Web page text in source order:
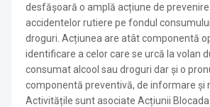
desfășoară o amplă acțiune de
accidentelor rutiere pe fondul
droguri. Acțiunea are atât componentă
identificare a celor care se urcă la volan
consumat alcool sau droguri dar și o
componentă preventivă, de informare și
Activitățile sunt asociate Acțiunii Blocada